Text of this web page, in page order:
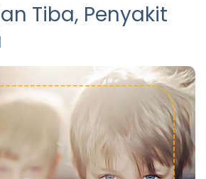
Tiba, Penyakit